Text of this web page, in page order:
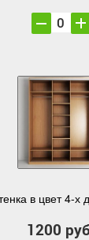
в цвет 4-х
1200